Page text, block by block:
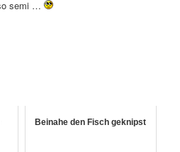
semi …
Beinahe den Fisch geknipst